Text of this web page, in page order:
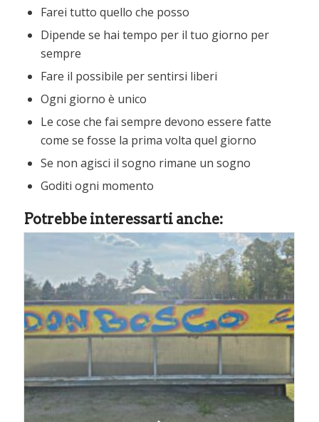
Farei tutto quello che posso
Dipende se hai tempo per il tuo giorno per
sempre
Fare il possibile per sentirsi liberi
Ogni giorno è unico
Le cose che fai sempre devono essere fatte
come se fosse la prima volta quel giorno
Se non agisci il sogno rimane un sogno
Goditi ogni momento
Potrebbe interessarti anche: